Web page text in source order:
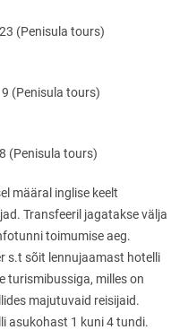
(Penisula tours)
(Penisula tours)
(Penisula tours)
määral inglise keelt
Transfeeril jagatakse välja
toimumise aeg.
s.t sõit lennujaamast hotelli
turismibussiga, milles on
majutuvaid reisijaid.
asukohast 1 kuni 4 tundi.